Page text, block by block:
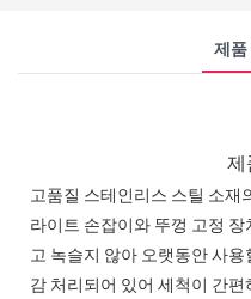
제
제
고품질 스테인리스 스틸 소재
라이트 손잡이와 뚜껑 고정
고 녹슬지 않아 오랫동안 사
감 처리되어 있어 세척이 간